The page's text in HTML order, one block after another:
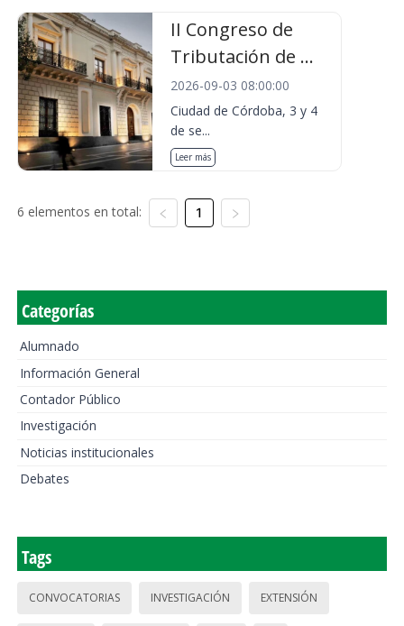
II Congreso de
Tributación de ...
2026-09-03 08:00:00
Ciudad de Córdoba, 3 y 4
de se...
Leer más
6 elementos en total: 1
Categorías
Alumnado
Información General
Contador Público
Investigación
Noticias institucionales
Debates
Tags
CONVOCATORIAS INVESTIGACIÓN EXTENSIÓN